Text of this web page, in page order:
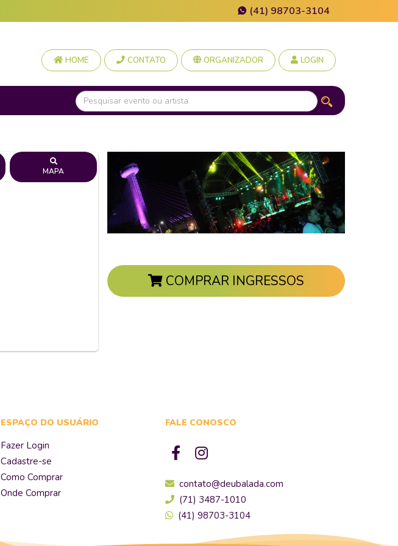
(41) 98703-3104
HOME CONTATO ORGANIZADOR LOGIN
COMPRAR INGRESSOS
MAPA
ESPAÇO DO USUÁRIO
Fazer Login
Cadastre-se
Como Comprar
Onde Comprar
FALE CONOSCO
contato@deubalada.com
(71) 3487-1010
(41) 98703-3104